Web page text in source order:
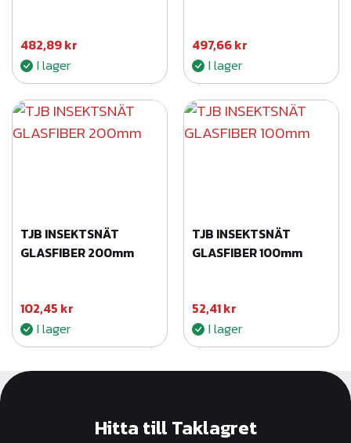
482,89kr
I lager
497,66kr
I lager
TJB INSEKTSNÄT
GLASFIBER 200mm
102,45 kr
I lager
TJB INSEKTSNÄT
GLASFIBER 100mm
52,41kr
I lager
Hitta till Taklagret